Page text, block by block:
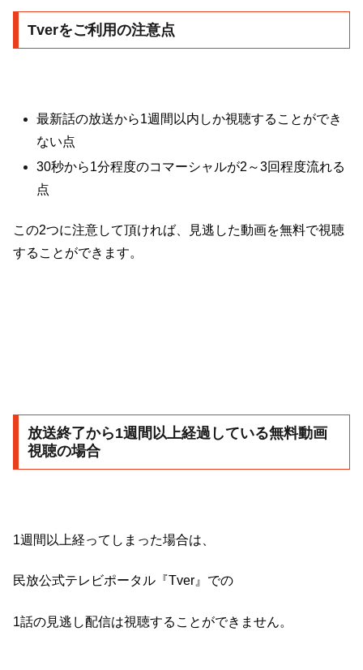
Tverをご利用の注意点
最新話の放送から1週間以内しか視聴することができ
ない点
30秒から1分程度のコマーシャルが2～3回程度流れる
点
この2つに注意して頂ければ、見逃した動画を無料で視聴
することができます。
放送終了から1週間以上経過している無料動画
視聴の場合
1週間以上経ってしまった場合は、
民放公式テレビポータル『Tver』 での
1話の見逃し配信は視聴することができません。